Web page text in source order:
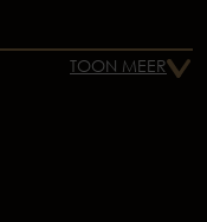
TOON MEER